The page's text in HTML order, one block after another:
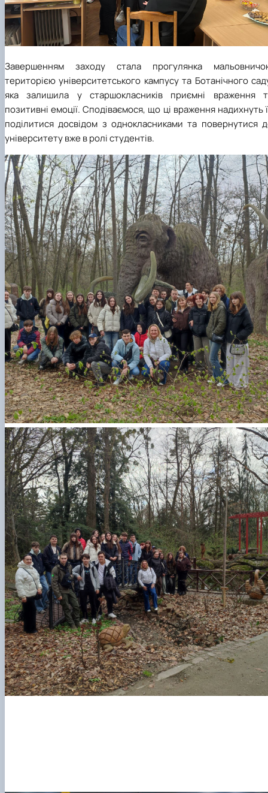
Завершенням заходу стала прогулянка
територією університетського кампусу та Ботанічного
яка залишила у старшокласників приємні враження
позитивні емоції. Сподіваємося, що ці враження надихнуть
поділитися досвідом з однокласниками та повернутися
університету вже в ролі студентів.